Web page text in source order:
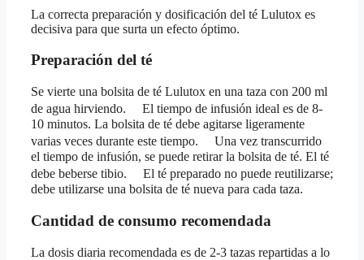
La correcta preparación y dosificación del té Lulutox es
decisiva para que surta un efecto óptimo.
Preparación del té
Se vierte una bolsita de té Lulutox en una taza con 200 ml
de agua hirviendo. El tiempo de infusión ideal es de 8-
10 minutos. La bolsita de té debe agitarse ligeramente
varias veces durante este tiempo. Una vez transcurrido
el tiempo de infusión, se puede retirar la bolsita de té. El té
debe beberse tibio. El té preparado no puede reutilizarse;
debe utilizarse una bolsita de té nueva para cada taza.
Cantidad de consumo recomendada
La dosis diaria recomendada es de 2-3 tazas repartidas a lo